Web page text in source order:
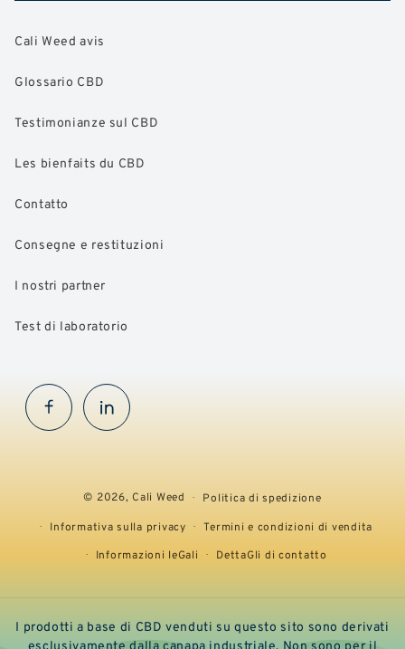
Cali Weed avis
Glossario CBD
Testimonianze sul CBD
Les bienfaits du CBD
Contatto
Consegne e restituzioni
I nostri partner
Test di laboratorio
FacebookInstaGram
© 2026,Cali Weed
Politica di spedizione
Informativa sulla privacy
Termini e condizioni di vendita
Informazioni leGali
DettaGli di contatto
I prodotti a base di CBD venduti su questo sito sono derivati
esclusivamente dalla canapa industriale. Non sono per il